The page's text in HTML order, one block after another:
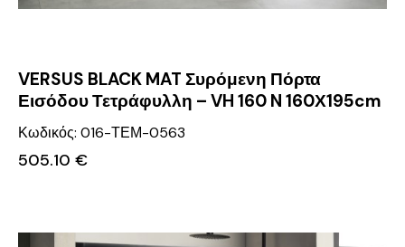
VERSUS BLACK MAT Συρόμενη Πόρτα
Εισόδου Τετράφυλλη – VH 160 N 160Χ195cm
Κωδικός: 016-ΤΕΜ-0563
505.10 €